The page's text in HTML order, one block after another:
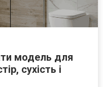
модель для
сухість і